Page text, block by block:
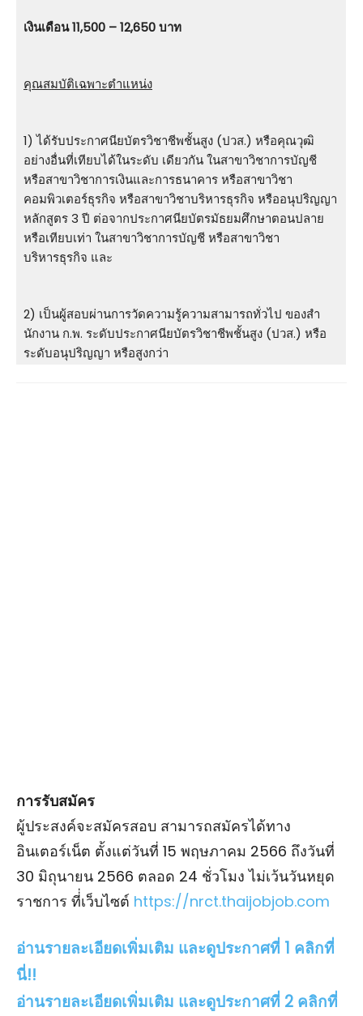
เงินเดือน 11,500 – 12,650 บาท
คุณสมบัติเฉพาะตำแหน่ง
1) ได้รับประกาศนียบัตรวิชาชีพชั้นสูง (ปวส.) หรือคุณวุฒิ
อย่างอื่นที่เทียบได้ในระดับ เดียวกัน ในสาขาวิชาการบัญชี
หรือสาขาวิชาการเงินและการธนาคาร หรือสาขาวิชา
คอมพิวเตอร์ธุรกิจ หรือสาขาวิชาบริหารธุรกิจ หรืออนุปริญญา
หลักสูตร 3 ปี ต่อจากประกาศนียบัตรมัธยมศึกษาตอนปลาย
หรือเทียบเท่า ในสาขาวิชาการบัญชี หรือสาขาวิชา
บริหารธุรกิจ และ
2) เป็นผู้สอบผ่านการวัดความรู้ความสามารถทั่วไป ของสํา
นักงาน ก.พ. ระดับประกาศนียบัตรวิชาชีพชั้นสูง (ปวส.) หรือ
ระดับอนุปริญญา หรือสูงกว่า
การรับสมัคร
ผู้ประสงค์จะสมัครสอบ สามารถสมัครได้ทาง
อินเตอร์เน็ต ตั้งแต่วันที่ 15 พฤษภาคม 2566 ถึงวันที่
30 มิถุนายน 2566 ตลอด 24 ชั่วโมง ไม่เว้นวันหยุด
ราชการ ที่่เว็บไซต์ https://nrct.thaijobjob.com
อ่านรายละเอียดเพิ่มเติม และดูประกาศที่ 1 คลิกที่
นี่!!
อ่านรายละเอียดเพิ่มเติม และดูประกาศที่ 2 คลิกที่